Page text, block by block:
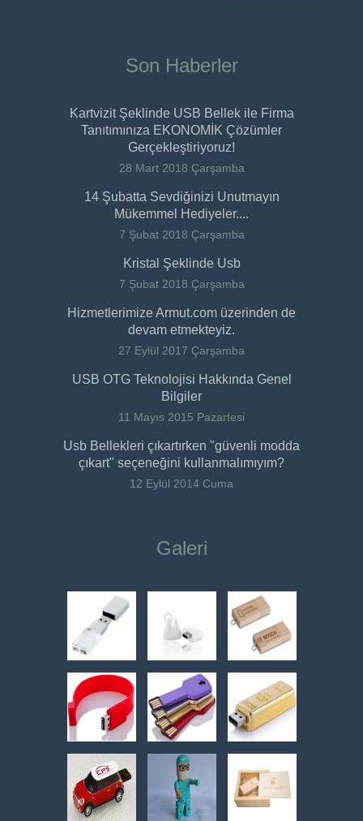
Son Haberler
Kartvizit Şeklinde USB Bellek ile Firma
Tanıtımınıza EKONOMİK Çözümler
Gerçekleştiriyoruz!
28 Mart 2018 Çarşamba
14 Şubatta Sevdiğinizi Unutmayın
Mükemmel Hediyeler....
7 Şubat 2018 Çarşamba
Kristal Şeklinde Usb
7 Şubat 2018 Çarşamba
Hizmetlerimize Armut.com üzerinden de
devam etmekteyiz.
27 Eylül 2017 Çarşamba
USB OTG Teknolojisi Hakkında Genel
Bilgiler
11 Mayıs 2015 Pazartesi
Usb Bellekleri çıkartırken "güvenli modda
çıkart" seçeneğini kullanmalımıyım?
12 Eylül 2014 Cuma
Galeri